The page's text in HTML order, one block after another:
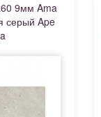
9мм Ama
серый Ape